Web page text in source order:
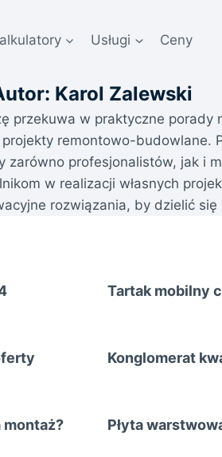
Usługi Ceny
Karol Zalewski
w praktyczne porady
remontowo-
profesjonalistów, jak i
w realizacji własnych
rozwiązania, by dzielić
Tartak mobilny
Konglomerat
montaż? Płyta